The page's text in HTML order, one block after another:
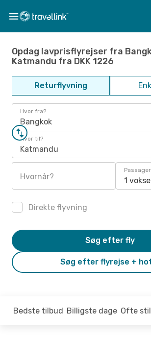
Opdag lavprisflyrejser fra
Katmandu fra DKK 1226
Returflyvning
Hvor fra?
Bangkok
Hvor til?
Katmandu
Hvornår? 1
Direkte flyvning
Søg efter flyrejse +
Søg efter fly
Bedste tilbud Billigste dage Ofte